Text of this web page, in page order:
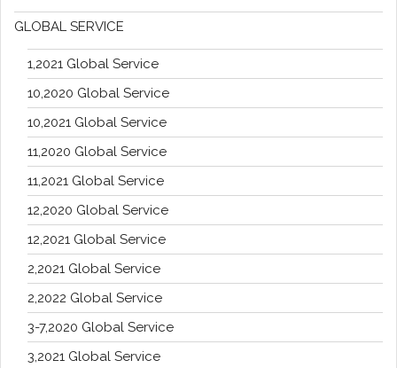
GLOBAL SERVICE
1,2021 Global Service
10,2020 Global Service
10,2021 Global Service
11,2020 Global Service
11,2021 Global Service
12,2020 Global Service
12,2021 Global Service
2,2021 Global Service
2,2022 Global Service
3-7,2020 Global Service
3,2021 Global Service